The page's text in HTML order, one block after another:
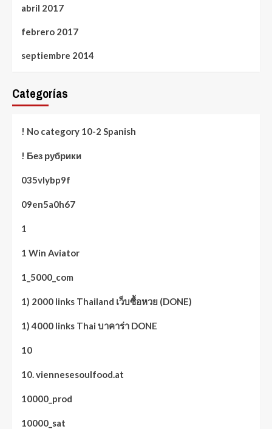
abril 2017
febrero 2017
septiembre 2014
Categorías
! No category 10-2 Spanish
! Без рубрики
035vlybp9f
09en5a0h67
1
1 Win Aviator
1_5000_com
1) 2000 links Thailand เว็บซื้อหวย (DONE)
1) 4000 links Thai บาคาร่า DONE
10
10. viennesesoulfood.at
10000_prod
10000_sat